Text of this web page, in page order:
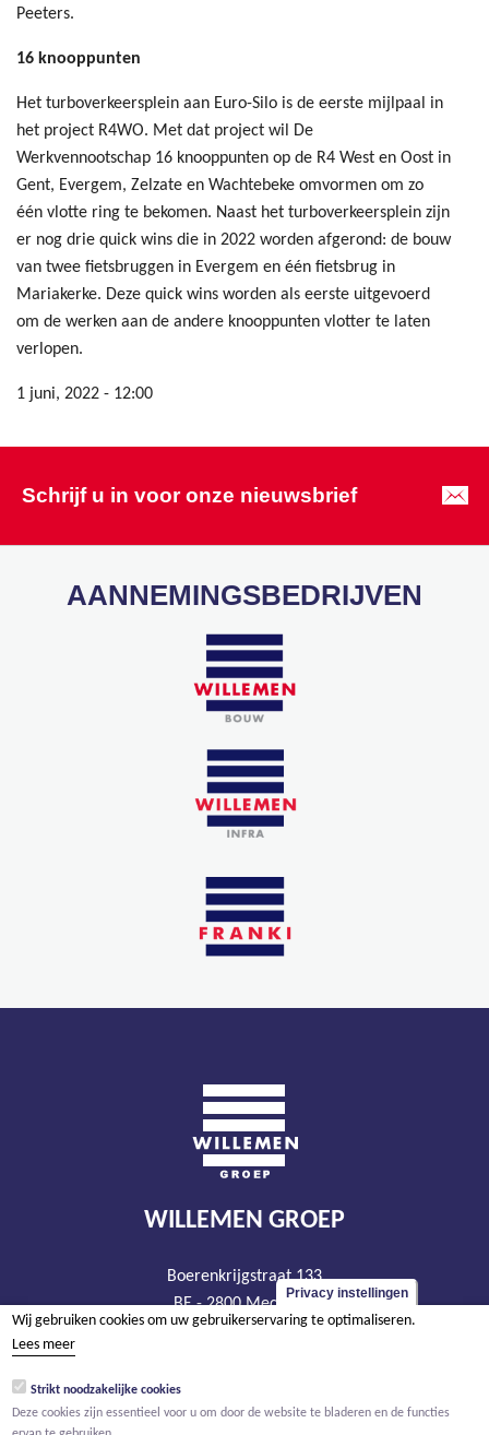
Peeters.
16 knooppunten
Het turboverkeersplein aan Euro-Silo is de eerste mijlpaal in
het project R4WO. Met dat project wil De
Werkvennootschap 16 knooppunten op de R4 West en Oost in
Gent, Evergem, Zelzate en Wachtebeke omvormen om zo
één vlotte ring te bekomen. Naast het turboverkeersplein zijn
er nog drie quick wins die in 2022 worden afgerond: de bouw
van twee fietsbruggen in Evergem en één fietsbrug in
Mariakerke. Deze quick wins worden als eerste uitgevoerd
om de werken aan de andere knooppunten vlotter te laten
verlopen.
1 juni, 2022 - 12:00
Schrijf u in voor onze nieuwsbrief
AANNEMINGSBEDRIJVEN
WILLEMEN GROEP
Boerenkrijgstraat 133
BE - 2800 Mechelen
tel +32 15 569 965
BTW BE 0466.256.432
Privacy instellingen
Wij gebruiken cookies om uw gebruikerservaring te optimaliseren.
Lees meer
Strikt noodzakelijke cookies
Deze cookies zijn essentieel voor u om door de website te bladeren en de functies